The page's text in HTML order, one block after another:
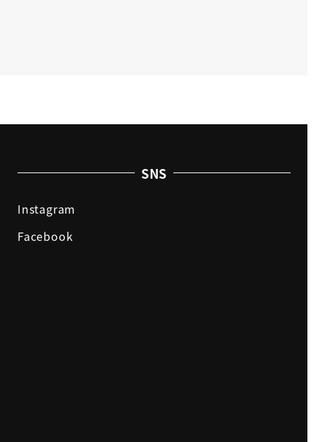
SNS
Instagram
Facebook